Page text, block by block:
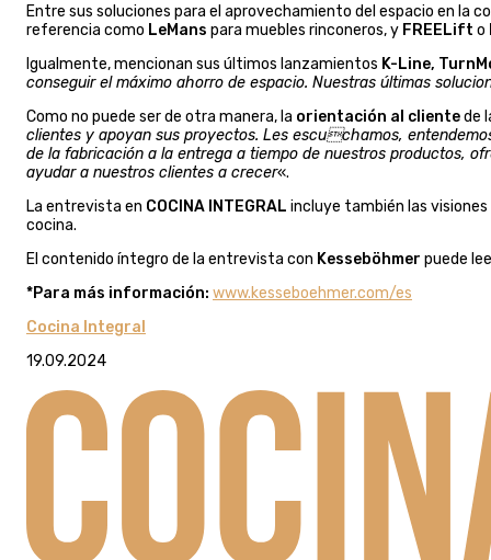
Entre sus soluciones para el aprovechamiento del espacio en la
referencia como LeMans para muebles rinconeros, y FREELift o
Igualmente, mencionan sus últimos lanzamientos K-Line,
conseguir el máximo ahorro de espacio. Nuestras últimas
Como no puede ser de otra manera, la orientación al clientede
clientes y apoyan sus proyectos. Les escuchamos,
de la fabricación a la entrega a tiempo de nuestros productos,
ayudar a nuestros clientes a crecer«.
La entrevista en COCINA INTEGRAL incluye también las
cocina.
El contenido íntegro de la entrevista con Kesseböhmer puede
*Para más información: www.kesseboehmer.com/es
Cocina Integral
19.09.2024